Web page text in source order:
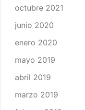
octubre 2021
junio 2020
enero 2020
mayo 2019
abril 2019
marzo 2019